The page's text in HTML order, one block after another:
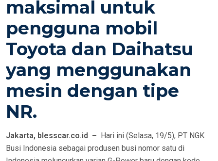
maksimal untuk
pengguna mobil
Toyota dan Daihatsu
yang menggunakan
mesin dengan tipe
NR.
Jakarta, blesscar.co.id – Hari ini (Selasa, 19/5), PT NGK
Busi Indonesia sebagai produsen busi nomor satu di